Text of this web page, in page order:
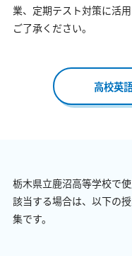
業、定期テスト対策に活
ご了承ください。
高校英
栃木県立鹿沼高等学校で
該当する場合は、以下の
集です。